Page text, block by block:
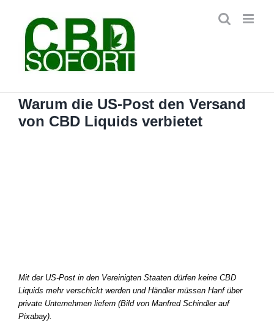
springen
Warum die US-Post den Versand
von CBD Liquids verbietet
Mit der US-Post in den Vereinigten Staaten dürfen keine CBD
Liquids mehr verschickt werden und Händler müssen Hanf über
private Unternehmen liefern (Bild von Manfred Schindler auf
Pixabay).